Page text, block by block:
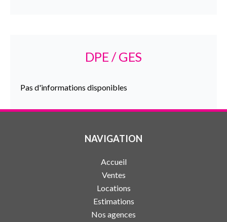
DPE / GES
Pas d'informations disponibles
NAVIGATION
Accueil
Ventes
Locations
Estimations
Nos agences